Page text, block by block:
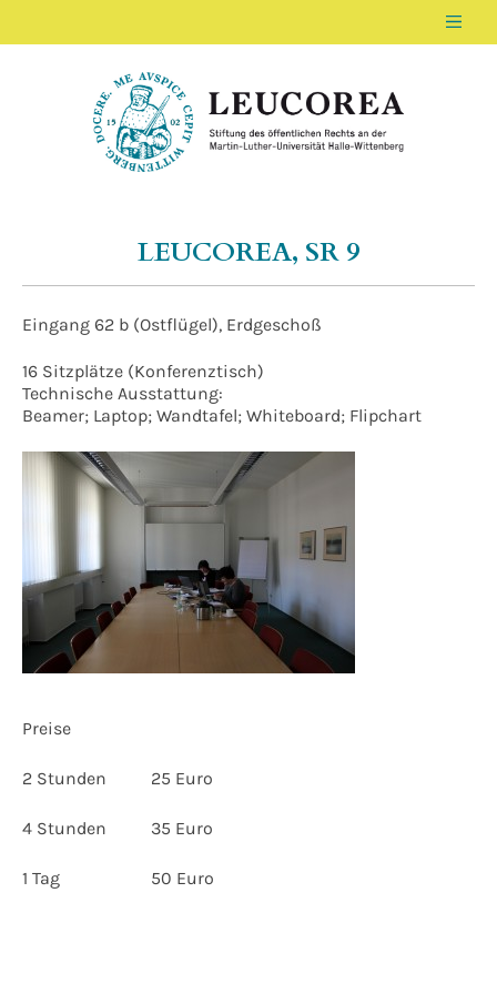
LEUCOREA DE
Stiftung des öffentlichen Rechts an der
LEUCOREA, SR 9
Eingang 62 b (Ostflügel), Erdgeschoß
16 Sitzplätze (Konferenztisch)
Technische Ausstattung:
Beamer; Laptop; Wandtafel; Whiteboard; Flipchart
Preise
2 Stunden 25 Euro
4 Stunden 35 Euro
1 Tag 50 Euro